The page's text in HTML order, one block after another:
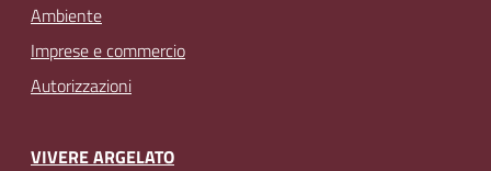
Ambiente
Imprese e commercio
Autorizzazioni
VIVERE ARGELATO